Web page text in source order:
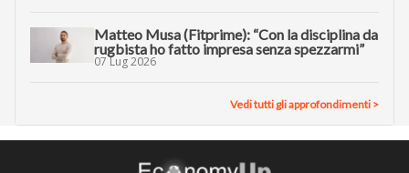
Matteo Musa (Fitprime): “Con la disciplina da
rugbista ho fatto impresa senza spezzarmi”
07 Lug 2026
Vedi tutti gli approfondimenti >